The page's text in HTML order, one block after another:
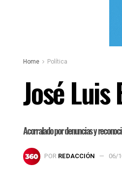
Home Política
José
Acorralado por denuncias y
POR REDACCIÓN 06/